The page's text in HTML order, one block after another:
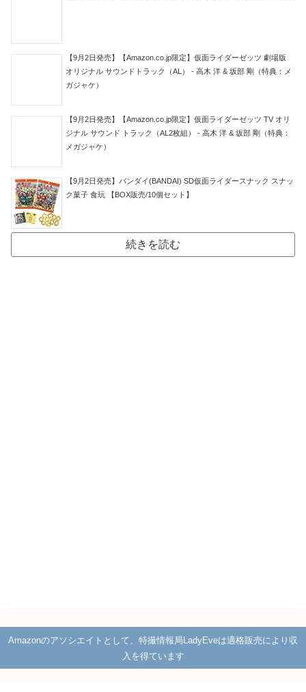
【9月2日発売】【Amazon.co.jp限定】仮面ライダーゼッツ 劇場版
オリジナル サウンドトラック（AL） - 高木 洋 & 坂部 剛（特典：メ
ガジャケ）
【9月2日発売】【Amazon.co.jp限定】仮面ライダーゼッツ TV オリ
ジナル サウンド トラック（AL2枚組） - 高木 洋 & 坂部 剛（特典：
メガジャケ）
【9月2日発売】バンダイ(BANDAI) SD仮面ライダースナック スナッ
ク菓子 食玩 【BOX販売/10個セット】
続きを読む
Amazonのアソシエイトとして、特撮情報局LadyEveは適格販売により収
入を得ています